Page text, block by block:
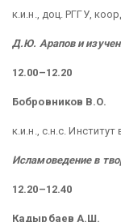
к.и.н., доц. РГГУ,
Д.Ю. Арапов и
12.00–12.20
Бобровников В.О.
к.и.н., с.н.с.
Исламоведение в
12.20–12.40
Кадырбаев А.Ш.